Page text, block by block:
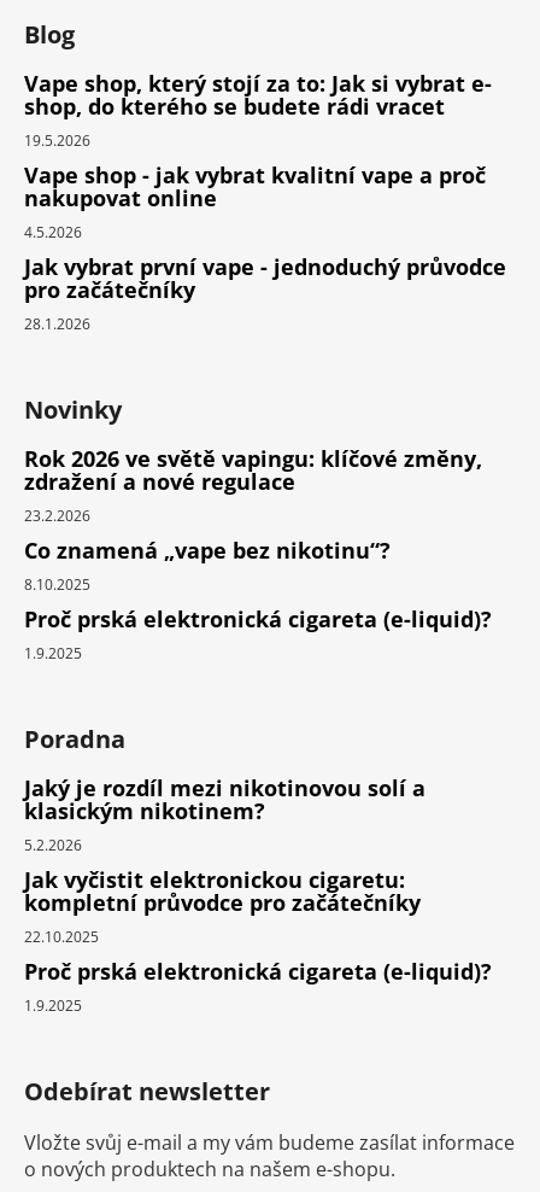
Blog
Vape shop, který stojí za to: Jak si vybrat e-
shop, do kterého se budete rádi vracet
19.5.2026
Vape shop - jak vybrat kvalitní vape a proč
nakupovat online
4.5.2026
Jak vybrat první vape - jednoduchý průvodce
pro začátečníky
28.1.2026
Novinky
Rok 2026 ve světě vapingu: klíčové změny,
zdražení a nové regulace
23.2.2026
Co znamená „vape bez nikotinu“?
8.10.2025
Proč prská elektronická cigareta (e-liquid)?
1.9.2025
Poradna
Jaký je rozdíl mezi nikotinovou solí a
klasickým nikotinem?
5.2.2026
Jak vyčistit elektronickou cigaretu:
kompletní průvodce pro začátečníky
22.10.2025
Proč prská elektronická cigareta (e-liquid)?
1.9.2025
Odebírat newsletter
Vložte svůj e-mail a my vám budeme zasílat informace
o nových produktech na našem e-shopu.